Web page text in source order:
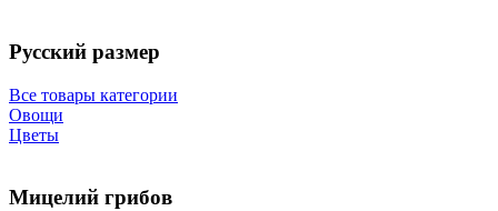
Русский размер
Все товары категории
Овощи
Цветы
Мицелий грибов